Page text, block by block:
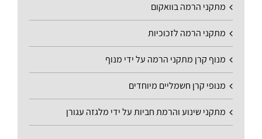
מתקני הרמה בוואקום
מתקני הרמה לזכוכיות
מנוף קרן מתקני הרמה על ידי מנוף
מנופי קרן חשמליים מיוחדים
מתקני שינוע והרמת חביות על ידי מלגזה עגורן